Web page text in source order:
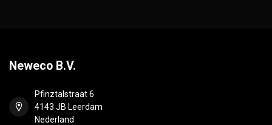
Neweco B.V.
Pfinztalstraat 6
4143 JB Leerdam
Nederland